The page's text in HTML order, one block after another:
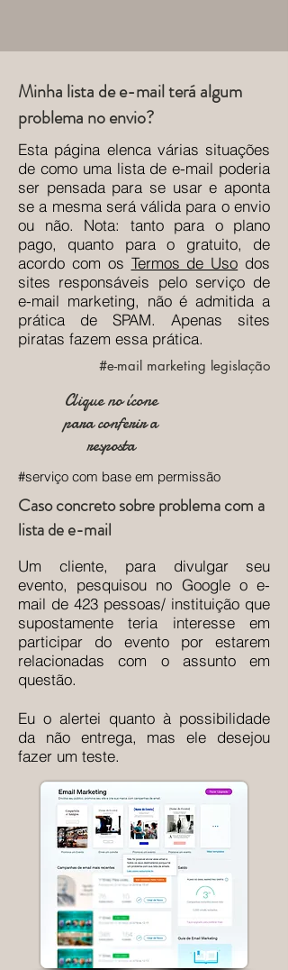
Minha lista de e-mail terá algum
problema no envio?
Esta página elenca várias situações
de como uma lista de e-mail poderia
ser pensada para se usar e aponta
se a mesma será válida para o envio
ou não. Nota: tanto para o plano
pago, quanto para o gratuito, de
acordo com os Termos de Uso dos
sites responsáveis pelo serviço de
e-mail marketing, não é admitida a
prática de SPAM. Apenas sites
piratas fazem essa prática.
#e-mail marketing legislação
Clique no ícone
para conferir a
resposta
#serviço com base em permissão
Caso concreto sobre problema com a
lista de e-mail
Um cliente, para divulgar seu
evento, pesquisou no Google o e-
mail de 423 pessoas/ instituição que
supostamente teria interesse em
participar do evento por estarem
relacionadas com o assunto em
questão.
Eu o alertei quanto à possibilidade
da não entrega, mas ele desejou
fazer um teste.